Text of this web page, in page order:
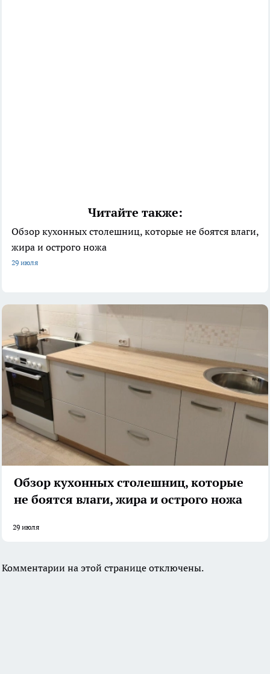
Читайте также:
Обзор кухонных столешниц, которые не боятся влаги,
жира и острого ножа
29 июля
Обзор кухонных столешниц, которые
не боятся влаги, жира и острого ножа
29 июля
Комментарии на этой странице отключены.